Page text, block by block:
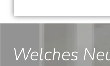
Welches